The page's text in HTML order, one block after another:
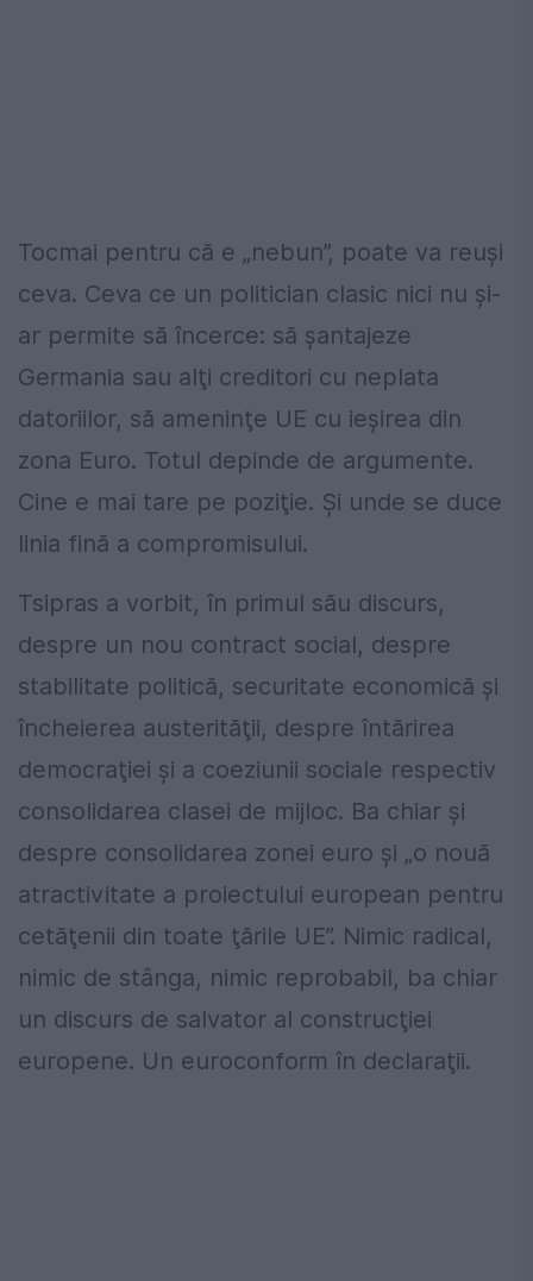
Tocmai pentru că e „nebun”, poate va reuși
ceva. Ceva ce un politician clasic nici nu și-
ar permite să încerce: să șantajeze
Germania sau alţi creditori cu neplata
datoriilor, să ameninţe UE cu ieșirea din
zona Euro. Totul depinde de argumente.
Cine e mai tare pe poziţie. Și unde se duce
linia fină a compromisului.
Tsipras a vorbit, în primul său discurs,
despre un nou contract social, despre
stabilitate politică, securitate economică și
încheierea austerităţii, despre întărirea
democraţiei și a coeziunii sociale respectiv
consolidarea clasei de mijloc. Ba chiar și
despre consolidarea zonei euro și „o nouă
atractivitate a proiectului european pentru
cetăţenii din toate ţările UE”. Nimic radical,
nimic de stânga, nimic reprobabil, ba chiar
un discurs de salvator al construcţiei
europene. Un euroconform în declaraţii.